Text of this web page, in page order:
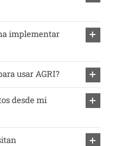
implementar
usar AGRI?
desde mi